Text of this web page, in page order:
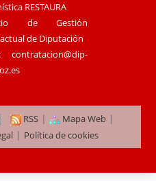
RESTAURA
de Gestión
de Diputación
contratacion@dip-
RSS | Mapa Web |
| Política de cookies